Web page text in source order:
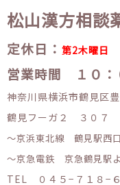
松山漢方相談
定休日： 第2木曜日
営業時間 １０：
神奈川県横浜市鶴見区
鶴見フーガ２ ３０７
〜京浜東北線 鶴見駅西
〜京急電鉄 京急鶴見駅
TEL ０４５−７１８−６